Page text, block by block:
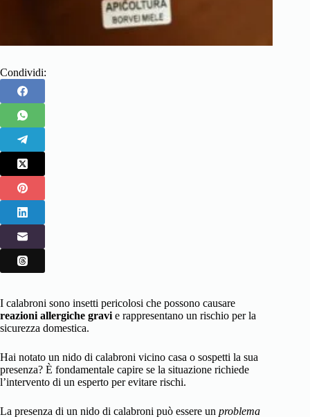
Condividi:
I calabroni sono insetti pericolosi che possono causare
reazioni allergiche gravi e rappresentano un rischio per la
sicurezza domestica.
Hai notato un nido di calabroni vicino casa o sospetti la sua
presenza? È fondamentale capire se la situazione richiede
l’intervento di un esperto per evitare rischi.
La presenza di un nido di calabroni può essere un problema